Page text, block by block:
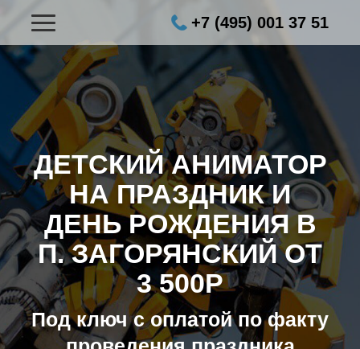
+7 (495) 001 37 51
ДЕТСКИЙ АНИМАТОР
НА ПРАЗДНИК И
ДЕНЬ РОЖДЕНИЯ В
П. ЗАГОРЯНСКИЙ ОТ
3 500Р
Под ключ с оплатой по факту